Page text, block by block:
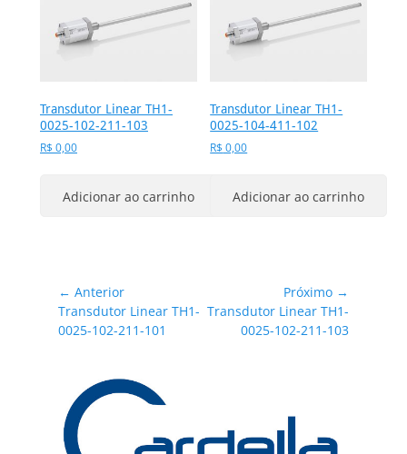
Transdutor Linear TH1-
0025-102-211-103
R$ 0,00
Adicionar ao carrinho
Transdutor Linear TH1-
0025-104-411-102
R$ 0,00
Adicionar ao carrinho
Navegação
de
Post
← Anterior
Post
anterior:
Transdutor Linear TH1-
0025-102-211-101
Próximo →
Próximo
Transdutor Linear TH1-
0025-102-211-103